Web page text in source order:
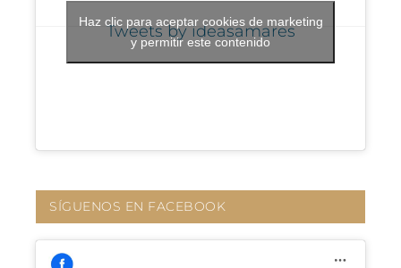
Tweets by ideasamares
Haz clic para aceptar cookies de marketing
y permitir este contenido
SÍGUENOS EN FACEBOOK